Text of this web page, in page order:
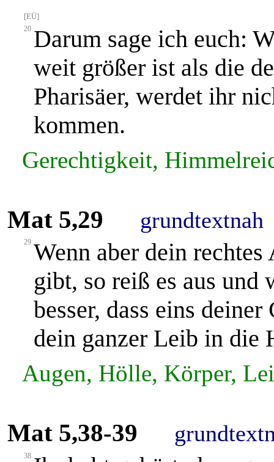
[EÜ]
20 Darum sage ich euch:
weit größer ist als die
Pharisäer, werdet ihr
kommen.
Gerechtigkeit,
Mat 5,29 grundtextnah
29 Wenn aber dein
gibt, so reiß es aus
besser, dass eins
dein ganzer Leib in die
Augen, Hölle, Körper,
Mat 5,38-39
38